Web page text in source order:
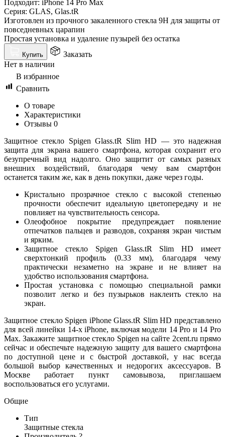
Подходит: iPhone 14 Pro Max
Серия: GLAS, Glas.tR
Изготовлен из прочного закаленного стекла 9H для защиты от
повседневных царапин
Простая установка и удаление пузырей без остатка
Купить
Заказать
Нет в наличии
В избранное
Сравнить
О товаре
Характеристики
Отзывы 0
Защитное стекло Spigen Glass.tR Slim HD — это надежная
защита для экрана вашего смартфона, которая сохранит его
безупречный вид надолго. Оно защитит от самых разных
внешних воздействий, благодаря чему вам смартфон
останется таким же, как в день покупки, даже через годы.
Кристально прозрачное стекло с высокой степенью
прочности обеспечит идеальную цветопередачу и не
повлияет на чувствительность сенсора.
Олеофобное покрытие предупреждает появление
отпечатков пальцев и разводов, сохраняя экран чистым
и ярким.
Защитное стекло Spigen Glass.tR Slim HD имеет
сверхтонкий профиль (0.33 мм), благодаря чему
практически незаметно на экране и не влияет на
удобство использования смартфона.
Простая установка с помощью специальной рамки
позволит легко и без пузырьков наклеить стекло на
экран.
Защитное стекло Spigen iPhone Glass.tR Slim HD представлено
для всей линейки 14-х iPhone, включая модели 14 Pro и 14 Pro
Max. Закажите защитное стекло Spigen на сайте 2cent.ru прямо
сейчас и обеспечьте надежную защиту для вашего смартфона
по доступной цене и с быстрой доставкой, у нас всегда
большой выбор качественных и недорогих аксессуаров. В
Москве работает пункт самовывоза, приглашаем
воспользоваться его услугами.
Общие
Тип
Защитные стекла